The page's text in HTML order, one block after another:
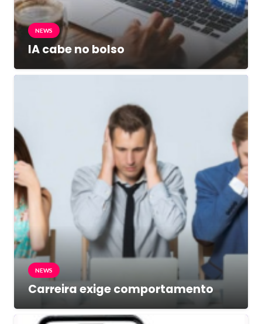
NEWS
IA cabe no bolso
NEWS
Carreira exige comportamento